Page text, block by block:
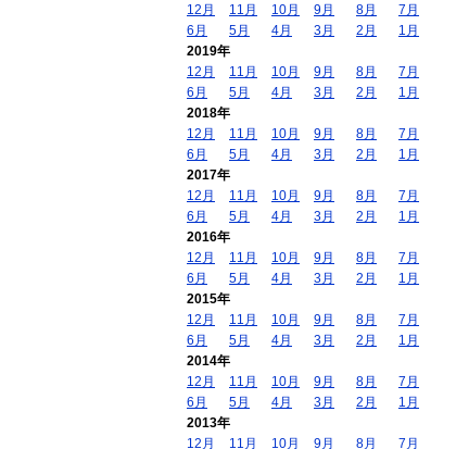
12月
11月 10月 9月 8月
7月
6月
5月 4月 3月 2月
1月
2019年
12月
11月 10月 9月 8月
7月
6月
5月 4月 3月 2月
1月
2018年
12月
11月 10月 9月 8月
7月
6月
5月 4月 3月 2月
1月
2017年
12月
11月 10月 9月 8月
7月
6月
5月 4月 3月 2月
1月
2016年
12月
11月 10月 9月 8月
7月
6月
5月 4月 3月 2月
1月
2015年
12月
11月 10月 9月 8月
7月
6月
5月 4月 3月 2月
1月
2014年
12月
11月 10月 9月 8月
7月
6月
5月 4月 3月 2月
1月
2013年
12月
11月 10月 9月 8月 7月